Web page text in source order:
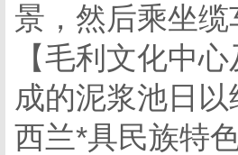
景，然后乘坐缆
【毛利文化中
成的泥浆池日
西兰*具民族特